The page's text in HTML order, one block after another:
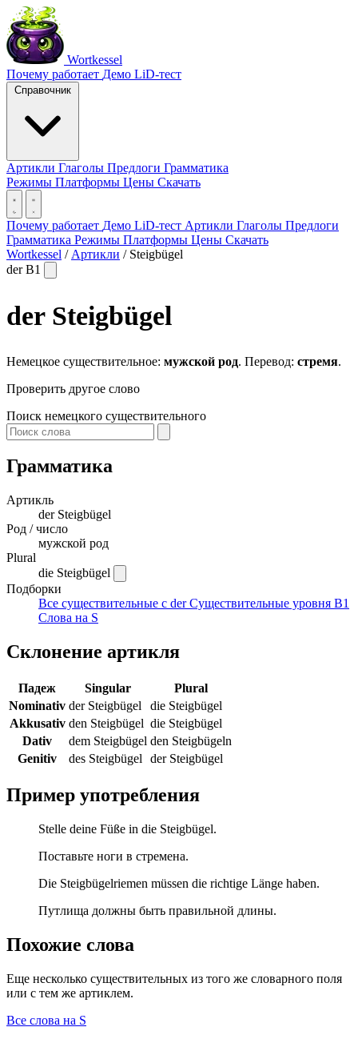
Wortkessel
Почему работает Демо LiD-тест
Справочник
Артикли Глаголы Предлоги Грамматика
Режимы Платформы Цены Скачать
Почему работает Демо LiD-тест Артикли Глаголы Предлоги
Грамматика Режимы Платформы Цены Скачать
Wortkessel / Артикли / Steigbügel
derB1
derSteigbügel
Немецкое существительное: мужской род. Перевод: стремя.
Проверить другое слово
Поиск немецкого существительного
Грамматика
Артикль
derSteigbügel
Род / число
мужской род
Plural
die Steigbügel
Подборки
Все существительные с derСуществительные уровня B1
Слова на S
Склонение артикля
Падеж Singular
Plural
Nominativ der Steigbügel
die Steigbügel
Akkusativ den Steigbügel die Steigbügel
Dativ
dem Steigbügel den Steigbügeln
Genitiv
des Steigbügel der Steigbügel
Пример употребления
Stelle deine Füße in die Steigbügel.
Поставьте ноги в стремена.
Die Steigbügelriemen müssen die richtige Länge haben.
Путлища должны быть правильной длины.
Похожие слова
Еще несколько существительных из того же словарного поля
или с тем же артиклем.
Все слова на S